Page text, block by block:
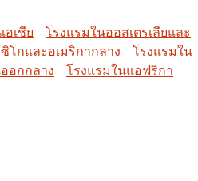
อเชีย
โรงแรมในออสเตรเลียและ
โกและอเมริกากลาง
โรงแรมใน
อกกลาง โรงแรมในแอฟริกา